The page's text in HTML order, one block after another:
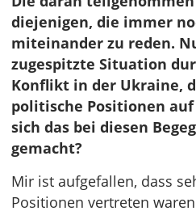
diejenigen, die immer
miteinander zu reden.
zugespitzte Situation
Konflikt in der Ukraine,
politische Positionen
sich das bei diesen
gemacht?
Mir ist aufgefallen, dass
Positionen vertreten